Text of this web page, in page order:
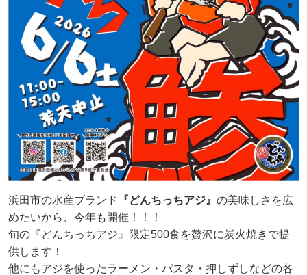
浜田市の水産ブランド 『どんちっちアジ』 の美味しさを広
めたいから、今年も開催！！！
旬の『どんちっちアジ』限定500食を贅沢に炭火焼きで提
供します！
他にもアジを使ったラーメン・パスタ・押しずしなどの各